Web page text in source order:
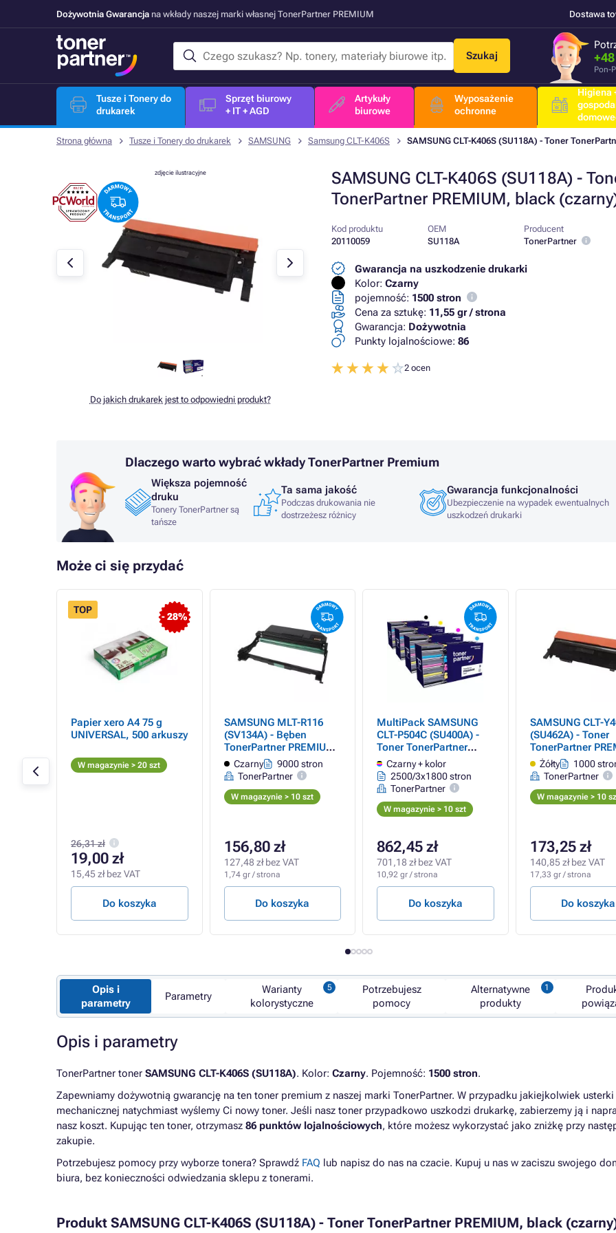
Dożywotnia Gwarancja na wkłady naszej marki własnej TonerPartner PREMIUM Dostawa
Szukaj
Pon-
Tusze i Tonery do
drukarek
Sprzęt biurowy
+ IT + AGD
Artykuły
biurowe
Wyposażenie
ochronne
Higiena
Strona główna Tusze i Tonery do drukarek SAMSUNG Samsung CLT-K406S SAMSUNG CLT-K406S (SU118A) - Toner
SAMSUNG CLT-K406S (SU118A) -
TonerPartner PREMIUM, black
zdjęcie ilustracyjne
Do jakich drukarek jest to odpowiedni produkt?
Kod produktu
20110059
OEM
SU118A
Producent
TonerPartner
Gwarancja na uszkodzenie drukarki
Kolor: Czarny
pojemność: 1500 stron
Cena za sztukę: 11,55 gr / strona
Gwarancja: Dożywotnia
Punkty lojalnościowe: 86
2 ocen
Dlaczego warto wybrać wkłady TonerPartner Premium
Większa pojemność
druku
Tonery TonerPartner są
tańsze
Ta sama jakość
Podczas drukowania nie
dostrzeżesz różnicy
Gwarancja funkcjonalności
Ubezpieczenie na wypadek ewentualnych
uszkodzeń drukarki
Może ci się przydać
- 28%
TOP
Papier xero A4 75 g
UNIVERSAL, 500 arkuszy
W magazynie > 20 szt
26,31 zł
19,00 zł
15,45 zł bez VAT
Do koszyka
SAMSUNG MLT-R116
(SV134A) - Bęben
TonerPartner PREMIUM,
black (czarny)
Czarny
9000 stron
TonerPartner
W magazynie > 10 szt
156,80 zł
127,48 zł bez VAT
1,74 gr / strona
Do koszyka
MultiPack SAMSUNG
CLT-P504C (SU400A) -
Toner TonerPartner
PREMIUM, black + color
(czarny + kolor)
Czarny + kolor
2500/3x1800 stron
TonerPartner
W magazynie > 10 szt
862,45 zł
701,18 zł bez VAT
10,92 gr / strona
Do koszyka
SAMSUNG CLT-
(SU462A) - Toner
TonerPartner
yellow (żółty)
Żółty
1000
TonerPartner
W magazynie > 10
173,25 zł
140,85 zł bez VAT
17,33 gr / strona
Do koszyka
Opis i
parametry
Parametry
Warianty
kolorystyczne
Potrzebujesz
pomocy
Alternatywne
produkty
Opis i parametry
TonerPartner toner SAMSUNG CLT-K406S (SU118A). Kolor: Czarny. Pojemność: 1500 stron.
Zapewniamy dożywotnią gwarancję na ten toner premium z naszej marki TonerPartner. W przypadku jakiejkolwiek usterki
mechanicznej natychmiast wyślemy Ci nowy toner. Jeśli nasz toner przypadkowo uszkodzi drukarkę, zabierzemy ją i
nasz koszt. Kupując ten toner, otrzymasz 86 punktów lojalnościowych, które możesz wykorzystać jako zniżkę przy
zakupie.
Potrzebujesz pomocy przy wyborze tonera? Sprawdź FAQ lub napisz do nas na czacie. Kupuj u nas w zaciszu swojego
biura, bez konieczności odwiedzania sklepu z tonerami.
Produkt SAMSUNG CLT-K406S (SU118A) - Toner TonerPartner PREMIUM, black